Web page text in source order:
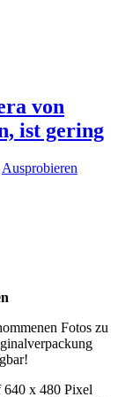
von
ist gering
Ausprobieren
Fotos zu
640 x 480 Pixel